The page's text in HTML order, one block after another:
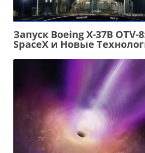
Запуск Boeing X-37B OTV-
SpaceX и Новые